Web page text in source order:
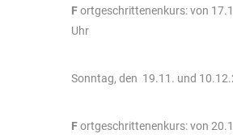
Fortgeschrittenenkurs: von
Uhr
Sonntag, den 19.11. und
Fortgeschrittenenkurs: von